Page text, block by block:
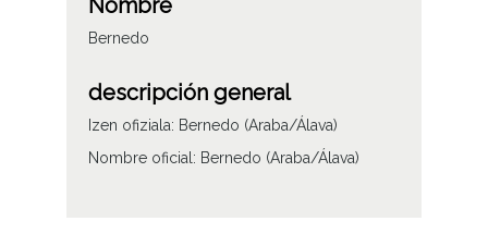
Nombre
Bernedo
descripción general
Izen ofiziala: Bernedo (Araba/Álava)
Nombre oficial: Bernedo (Araba/Álava)